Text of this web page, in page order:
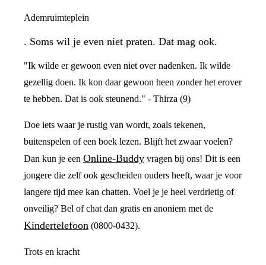
Ademruimteplein
. Soms wil je even niet praten. Dat mag ook.
"Ik wilde er gewoon even niet over nadenken. Ik wilde
gezellig doen. Ik kon daar gewoon heen zonder het erover
te hebben. Dat is ook steunend." - Thirza (9)
Doe iets waar je rustig van wordt, zoals tekenen,
buitenspelen of een boek lezen. Blijft het zwaar voelen?
Dan kun je een Online-Buddy vragen bij ons! Dit is een
jongere die zelf ook gescheiden ouders heeft, waar je voor
langere tijd mee kan chatten. Voel je je heel verdrietig of
onveilig? Bel of chat dan gratis en anoniem met de
Kindertelefoon (0800-0432).
Trots en kracht